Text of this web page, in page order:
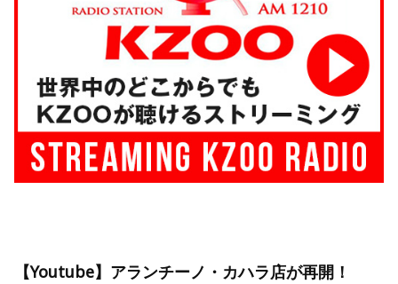
【Youtube】アランチーノ・カハラ店が再開！